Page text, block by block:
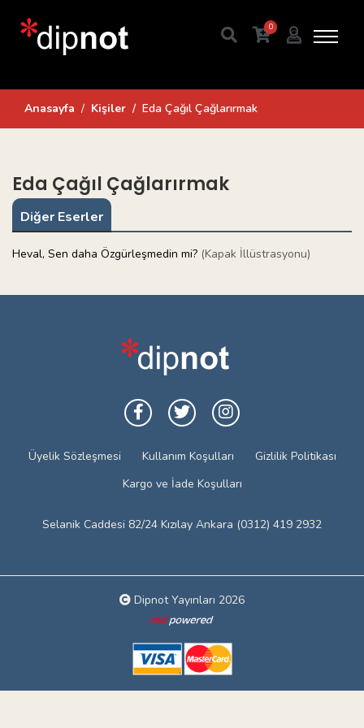
0
Anasayfa Kişiler Eda Çağıl Çağlarırmak
Eda Çağıl Çağlarırmak
Diğer Eserler
Heval, Sen daha Özgürleşmedin mi? (Kapak İllüstrasyonu)
Üyelik Sözleşmesi Kullanım Koşulları
Gizlilik Politikası
Kargo ve İade Koşulları
Selanik Caddesi 82/24 Kızılay Ankara (0312) 419 2932
Dipnot Yayınları 2026